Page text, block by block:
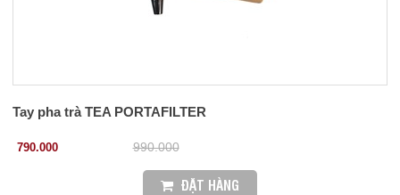
Tay pha trà TEA PORTAFILTER
790.000 990.000
ĐẶT HÀNG